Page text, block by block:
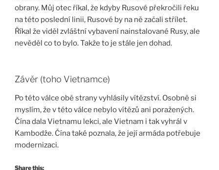
obrany. Můj otec říkal, že kdyby Rusové překročili řeku
na této poslední linii, Rusové by na ně začali střílet.
Říkal že viděl zvláštní vybavení nainstalované Rusy, ale
nevěděl co to bylo. Takže to je stále jen dohad.
Závěr (toho Vietnamce)
Po této válce obě strany vyhlásily vítězství. Osobně si
myslím, že v této válce nebylo vítězů ani poražených.
Čína dala Vietnamu lekci, ale Vietnam i tak vyhrál v
Kambodže. Čína také poznala, že její armáda potřebuje
modernizaci.
Share this: